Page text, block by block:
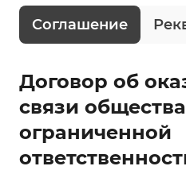
Соглашение
Договор об
связи
ограниченной